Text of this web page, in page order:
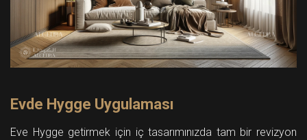
Evde Hygge Uygulaması
Eve Hygge getirmek için iç tasarımınızda tam bir revizyon